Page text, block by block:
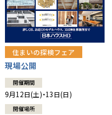
住まいの探検フェア
現場公開
開催期間
9月12日(土)・13日(日)
開催場所